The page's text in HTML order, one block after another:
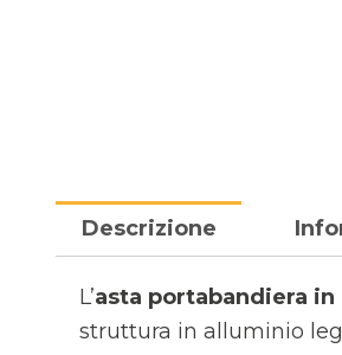
Descrizione
L’asta portabandiera
struttura in alluminio